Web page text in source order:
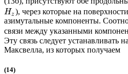
Hz), через которые на поверхности
азимутальные компоненты.
связи между указанными
Эту связь следует устанавливать
Максвелла, из которых получаем
(14)